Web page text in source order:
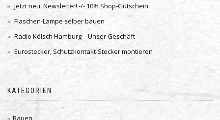
Jetzt neu: Newsletter! -/- 10% Shop-Gutschein
Flaschen-Lampe selber bauen
Radio Kölsch Hamburg – Unser Geschäft
Eurostecker, Schutzkontakt-Stecker montieren
KATEGORIEN
Bauen